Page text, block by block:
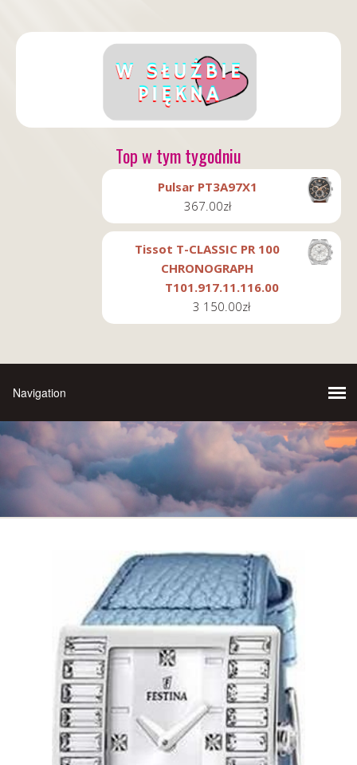
Top w tym tygodniu
Pulsar PT3A97X1
367.00zł
Tissot T-CLASSIC PR 100
CHRONOGRAPH
T101.917.11.116.00
3 150.00zł